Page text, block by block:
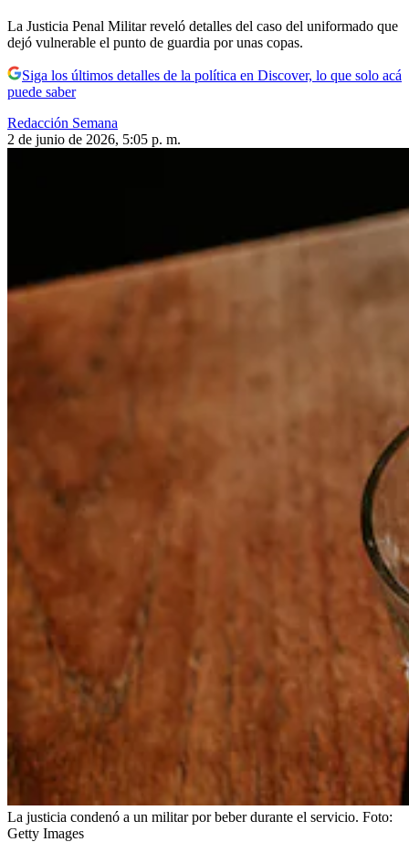
La Justicia Penal Militar reveló detalles del caso del uniformado que
dejó vulnerable el punto de guardia por unas copas.
Siga los últimos detalles de la política en Discover, lo que solo acá
puede saber
Redacción Semana
2 de junio de 2026, 5:05 p. m.
La justicia condenó a un militar por beber durante el servicio. Foto:
Getty Images